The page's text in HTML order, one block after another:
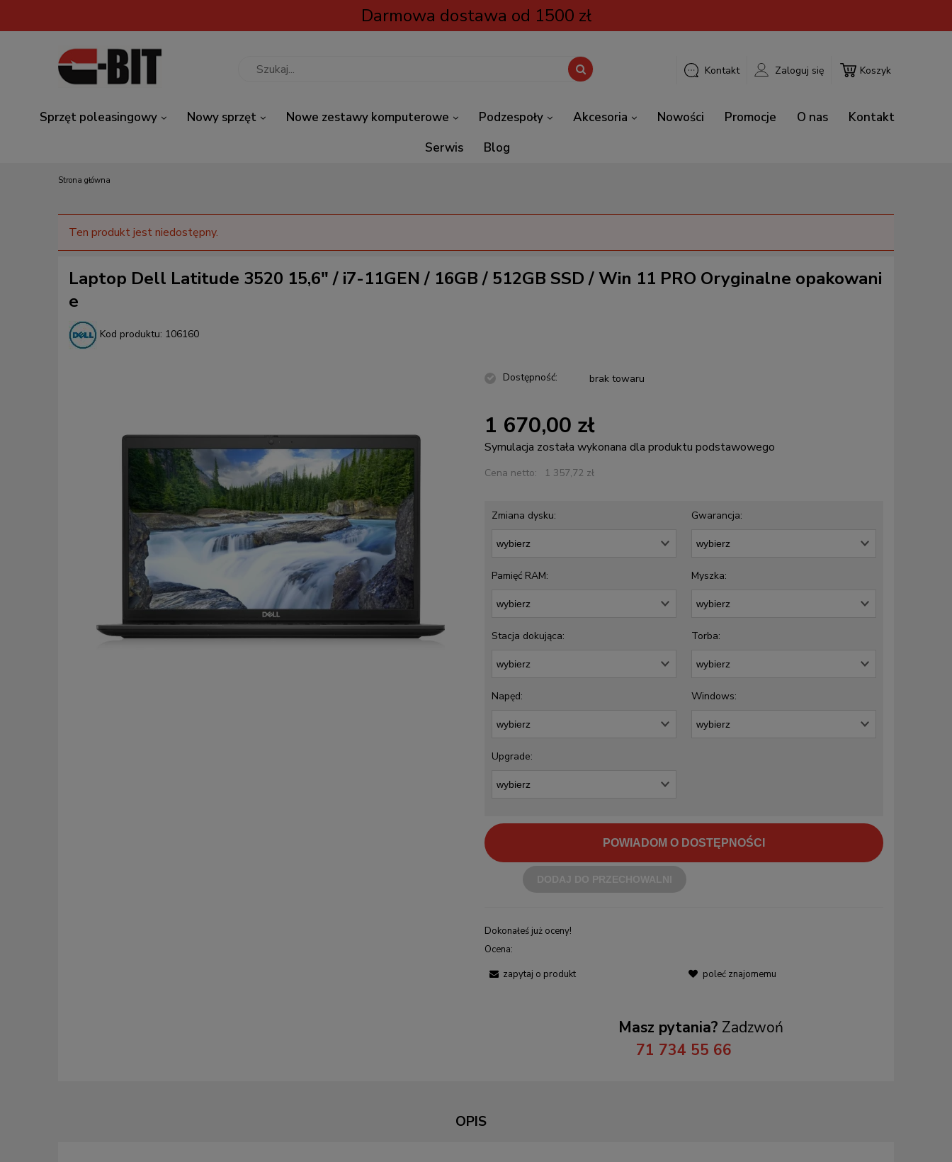
Darmowa dostawa od 1500 zł
Koszyk
Kontakt Zaloguj się
Sprzęt poleasingowy Nowy sprzęt Nowe zestawy komputerowe Podzespoły Akcesoria Nowości Promocje O nas
Kontakt
Serwis
Blog
Strona główna
Ten produkt jest niedostępny.
Laptop Dell Latitude 3520 15,6" / i7-11GEN / 16GB / 512GB SSD / Win 11 PRO Oryginalne opakowani
e
Kod produktu: 106160
Dostępność: brak towaru
1 670,00 zł
Symulacja została wykonana dla produktu podstawowego
Cena netto: 1 357,72 zł
Zmiana dysku: Gwarancja:
Pamięć RAM: Myszka:
Stacja dokująca: Torba:
Napęd: Windows:
Upgrade:
POWIADOM O DOSTĘPNOŚCI
Dokonałeś już oceny!
Ocena:
zapytaj o produkt
poleć znajomemu
Masz pytania? Zadzwoń
71 734 55 66
OPIS